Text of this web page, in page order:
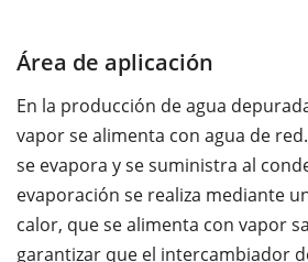
Área de aplicación
En la producción de agua
vapor se alimenta con agua de
se evapora y se suministra al
evaporación se realiza mediante
calor, que se alimenta con vapor
garantizar que el intercambiador